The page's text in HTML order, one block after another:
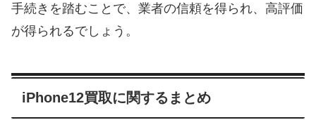
手続きを踏むことで、業者の信頼を得られ、高評価
が得られるでしょう。
iPhone12買取に関するまとめ